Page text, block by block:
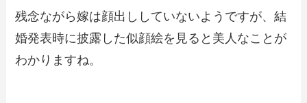
残念ながら嫁は顔出ししていないようですが、結
婚発表時に披露した似顔絵を見ると美人なことが
わかりますね。